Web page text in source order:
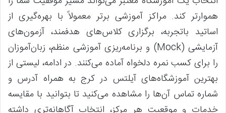
هموارتر کند. مراکز آموزشی برتر معمولاً با بهره‌گیری از
اساتید باتجربه، برگزاری کلاس‌های هدفمند، آزمون‌های
آزمایشی (Mock) و برنامه‌ریزی آموزشی منظم، زبان‌آموزان
را برای کسب نمره دلخواه آماده می‌کنند. در ادامه، لیستی از
بهترین آموزشگاه‌های آیلتس در کرج به همراه آدرس و
شماره تماس آن‌ها را مشاهده می‌کنید تا بتوانید با مقایسه